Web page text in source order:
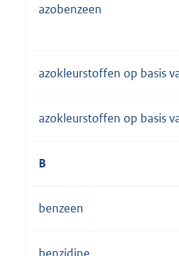
azobenzeen
azokleurstoffen op basis
azokleurstoffen op basis
B
benzeen